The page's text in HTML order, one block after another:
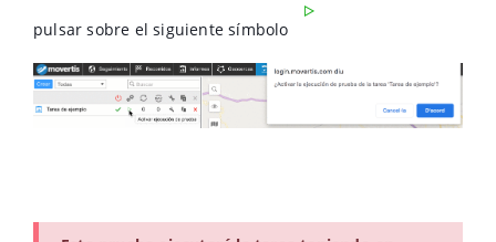
pulsar sobre el siguiente símbolo